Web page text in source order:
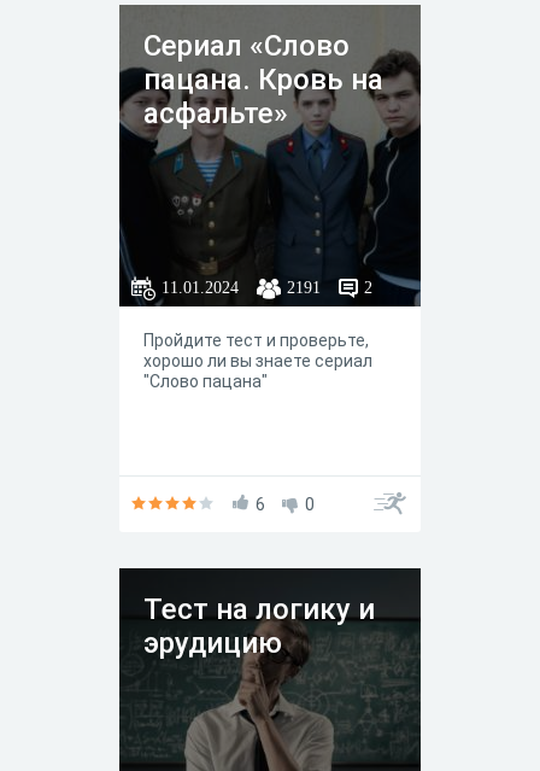
Сериал «Слово
пацана. Кровь на
асфальте»
11.01.2024 2191 2
Пройдите тест и проверьте,
хорошо ли вы знаете сериал
"Слово пацана"
6 0
Тест на логику и
эрудицию